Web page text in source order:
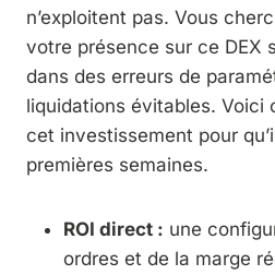
n’exploitent pas. Vous
votre présence sur ce DEX
dans des erreurs de
liquidations évitables. Voici
cet investissement pour
premières semaines.
ROI direct : une
ordres et de la marge